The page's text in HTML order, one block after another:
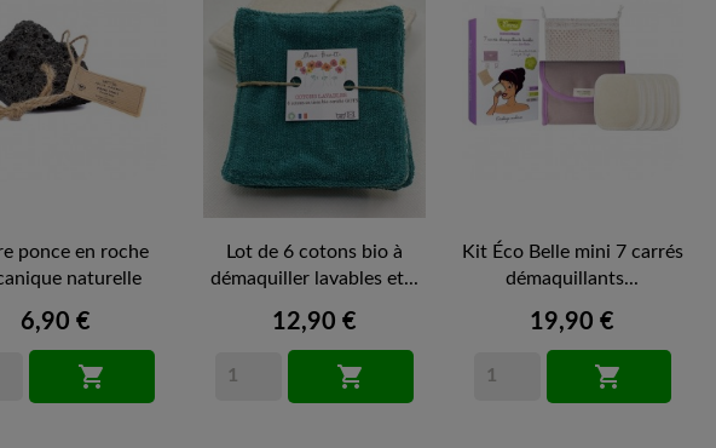
ponce en roche
naturelle
6,90 €

Lot de 6 cotons bio à
démaquiller lavables et...
12,90 €

Kit Éco Belle mini 7 carrés
démaquillants...
19,90 €
